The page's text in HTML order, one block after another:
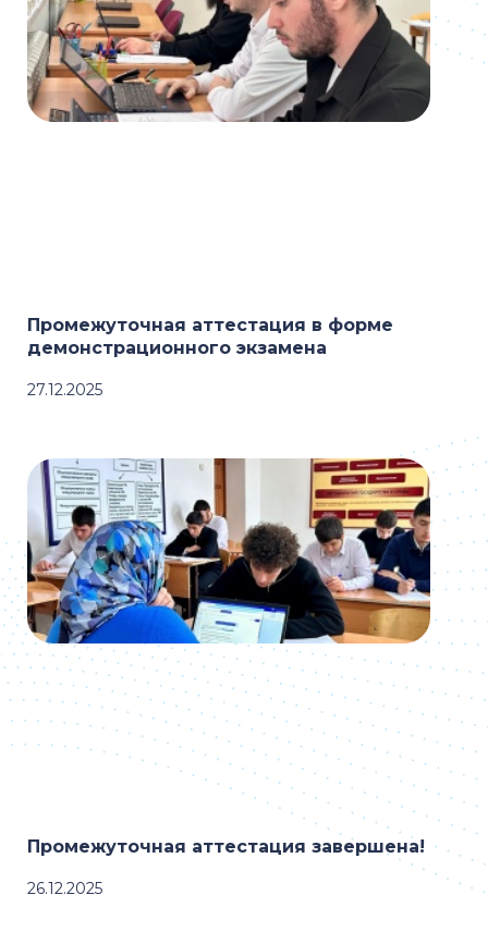
27.12.2025
Промежуточная аттестация в форме
демонстрационного экзамена
26.12.2025
Промежуточная аттестация завершена!